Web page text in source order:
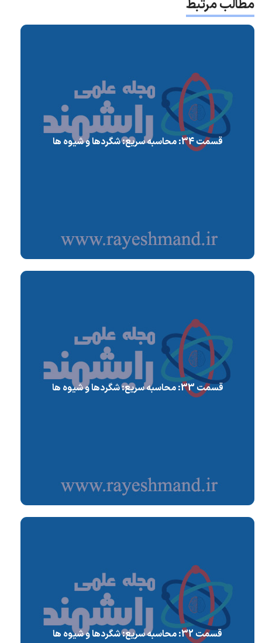
مطالب مرتبط
قسمت 34: محاسبه سریع: شگردها و شیوه ها
قسمت 33: محاسبه سریع: شگردها و شیوه ها
قسمت 32: محاسبه سریع: شگردها و شیوه ها